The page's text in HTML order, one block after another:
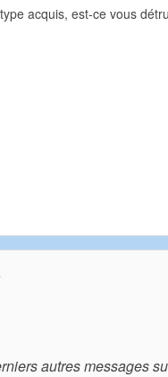
acquis, est-ce vous
autres messages